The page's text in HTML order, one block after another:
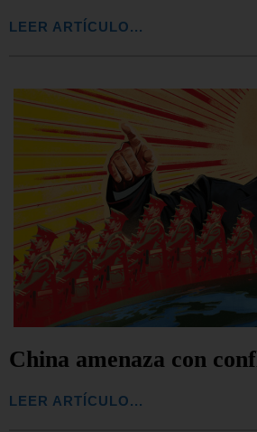
LEER ARTÍCULO...
China amenaza con
LEER ARTÍCULO...